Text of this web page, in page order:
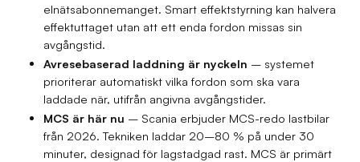
elnätsabonnemanget. Smart effektstyrning kan halvera
effektuttaget utan att ett enda fordon missas sin
avgångstid.
Avresebaserad laddning är nyckeln – systemet
prioriterar automatiskt vilka fordon som ska vara
laddade när, utifrån angivna avgångstider.
MCS är här nu – Scania erbjuder MCS-redo lastbilar
från 2026. Tekniken laddar 20–80 % på under 30
minuter, designad för lagstadgad rast. MCS är primärt